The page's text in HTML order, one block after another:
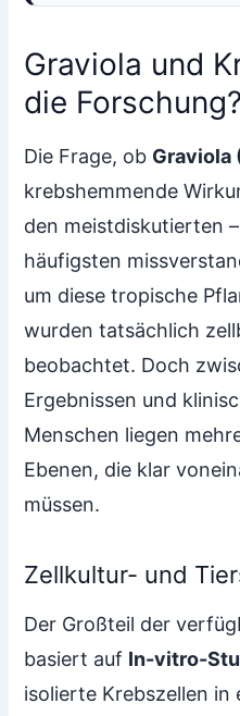
Graviola und
die Forschung?
Die Frage, ob Graviola
krebshemmende
den meistdiskutierten
häufigsten
um diese tropische
wurden tatsächlich
beobachtet. Doch
Ergebnissen und
Menschen liegen
Ebenen, die klar
müssen.
Zellkultur- und
Der Großteil der
basiert auf In-vitro-
isolierte Krebszellen